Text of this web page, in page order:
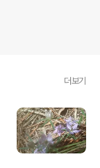
더보기